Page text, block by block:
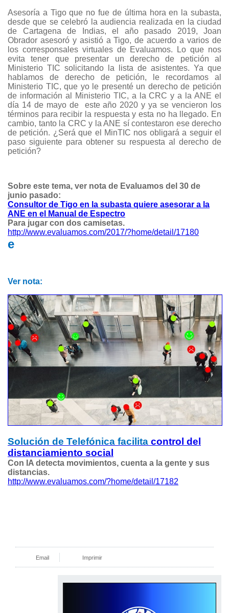
Asesoría a Tigo que no fue de última hora en la subasta,
desde que se celebró la audiencia realizada en la ciudad
de Cartagena de Indias, el año pasado 2019, Joan
Obrador asesoró y asistió a Tigo, de acuerdo a varios de
los corresponsales virtuales de Evaluamos. Lo que nos
evita tener que presentar un derecho de petición al
Ministerio TIC solicitando la lista de asistentes. Ya que
hablamos de derecho de petición, le recordamos al
Ministerio TIC, que yo le presenté un derecho de petición
de información al Ministerio TIC, a la CRC y a la ANE el
día 14 de mayo de este año 2020 y ya se vencieron los
términos para recibir la respuesta y esta no ha llegado. En
cambio, tanto la CRC y la ANE sí contestaron ese derecho
de petición. ¿Será que el MinTIC nos obligará a seguir el
paso siguiente para obtener su respuesta al derecho de
petición?
Sobre este tema, ver nota de Evaluamos del 30 de
junio pasado:
Consultor de Tigo en la subasta quiere asesorar a la
ANE en el Manual de Espectro
Para jugar con dos camisetas.
http://www.evaluamos.com/2017/?home/detail/17180
e
Ver nota:
Solución de Telefónica facilita control del
distanciamiento social
Con IA detecta movimientos, cuenta a la gente y sus
distancias.
http://www.evaluamos.com/?home/detail/17182
Email Imprimir